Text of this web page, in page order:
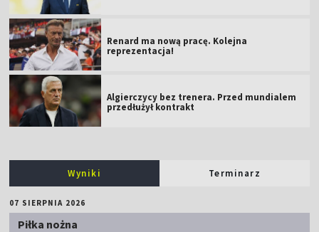
Renard ma nową pracę. Kolejna
reprezentacja!
Algierczycy bez trenera. Przed mundialem
przedłużył kontrakt
Wyniki Terminarz
07 SIERPNIA 2026
Piłka nożna